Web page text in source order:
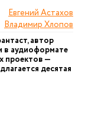
Евгений Астахов
Владимир Хлопов
автор
в аудиоформате
проектов —
десятая